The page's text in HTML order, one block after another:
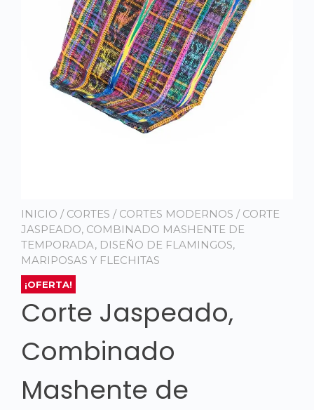
INICIO / CORTES / CORTES MODERNOS / CORTE
JASPEADO, COMBINADO MASHENTE DE
TEMPORADA, DISEÑO DE FLAMINGOS,
MARIPOSAS Y FLECHITAS
¡OFERTA!
Corte Jaspeado,
Combinado
Mashente de